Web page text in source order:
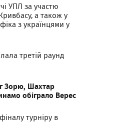
УПЛ за участю
а також у
з українцями у
третій раунд
Зорю, Шахтар
обіграло Верес
турніру в